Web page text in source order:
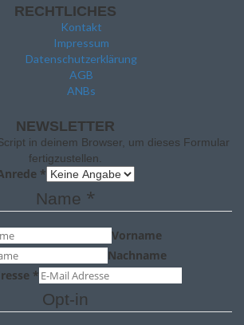
RECHTLICHES
Kontakt
Impressum
Datenschutzerklärung
AGB
ANBs
NEWSLETTER
in deinem Browser, um dieses Formular
fertigzustellen.
*
Name *
Vorname
Nachname
*
Opt-in